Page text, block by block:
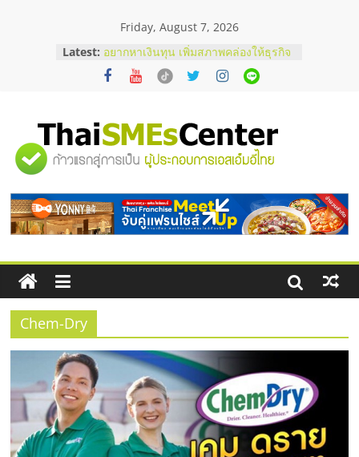
Friday, August 7, 2026
Latest: อยากหาเงินทุน เพิ่มสภาพคล่องให้ธุรกิจ
เริ่มยังไงให้ผ่านฉลุย
สัมมนาออนไลน์ โอกาสบริหารสถานี
ThaiFranchise Meet Up จับคู่แฟรน
ไชส์ ครั้งที่ 8
ร้านเครื่องเสียงคุณภาพสูง พร้อม
บริษัท Cybersecurity ในไทยที่ไหนดี?
วิธีเลือกผู้ให้บริการให้คุ้มค่าและตอบ
โจทย์ธุรกิจ
"ศูนย์
รวม
ข้อมูล
ธุรกิจ
SME
แห่ง
ประเทศไทย,
Chem-Dry